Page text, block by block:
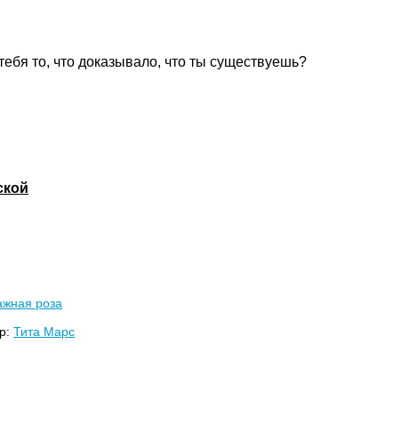
то, что доказывало, что ты существуешь?
роза
Тита Марс